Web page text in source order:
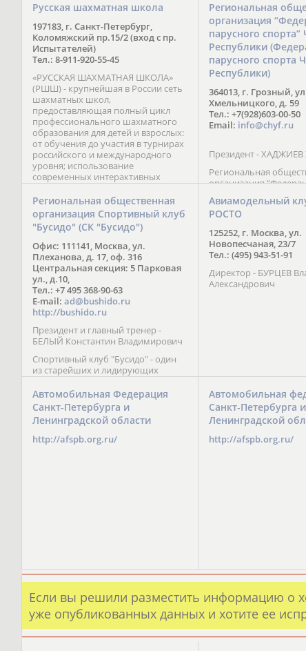
Русская шахматная школа
197183, г. Санкт-Петербург,
Коломяжский пр.15/2 (вход с пр.
Испытателей)
Тел.: 8-911-920-55-45
«РУССКАЯ ШАХМАТНАЯ ШКОЛА»
(РШШ) - крупнейшая в России сеть
шахматных школ,
предоставляющая полный цикл
профессионального шахматного
образования для детей и взрослых:
от обучения до участия в турнирах
российского и международного
уровня; использование
современных интерактивных
методик подачи материала;
обучение на русском и английском
языках; специалисты с опытом
преподавания более 20 лет;
направленность на общее
развитие ребенка: проведение
творческих мастер-классов, уроков
по истории и литературе,
организация регулярных
шахматных сборов на спортивных
базах и в детских лагерях,
проведение встреч с выдающимися
шахматистами; корпоративное
обучение; онлайн обучение в
форме вебинаров и
индивидуальных занятий, круглые
столы российских и
международных тренеров,
трансляция мероприятий и
турниров.
Региональная
организация
парусного спорта”
Республики
парусного спорта
Республики)
364013, г. Грозный,
Хмельницкого, д. 59
Тел.: +7(928)603-00-50
Email: info@chyf.ru
Президент - ХАДЖИЕВ
Региональная
организация
парусного спорта”
Республики начала
деятельность в
Миссия федерации
популяризации
привлечении и
развитию спорта в
спортсменов на
международных
Региональная общественная
организация Спортивный клуб
"Бусидо" (СК "Бусидо")
Офис: 111141, Москва, ул.
Плеханова, д. 17, оф. 316
Центральная секция: 5 Парковая
ул., д.10,
Тел.: +7 495 368-90-63
E-mail: ad@bushido.ru
http://bushido.ru
Президент и главный тренер -
БЕЛЫЙ Константин Владимирович
Спортивный клуб "Бусидо" - один
из старейших и лидирующих
клубов России, изучающих и
развивающих различные боевые
искусства и, прежде всего, каратэ
Кёкусинкай - первого в мире стиля
контактного каратэ, получившего
огромное развитие во всем
мире. Однако, спектр интересов
Авиамодельный
РОСТО
125252, г. Москва, ул.
Новопесчаная, 23/7
Тел.: (495) 943-51-91
Директор - БУРЦЕВ
Александрович
Автомобильная Федерация
Санкт-Петербурга и
Ленинградской области
http://afspb.org.ru/
Автомобильная
Санкт-Петербурга и
Ленинградской
http://afspb.org.ru/
Если вы решили разместить информацию о
уже опубликованных данных и хотите ее